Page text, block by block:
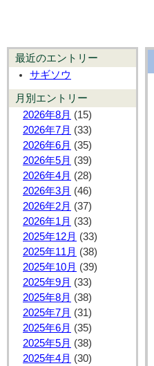
最近のエントリー
サギソウ
月別エントリー
2026年8月 (15)
2026年7月 (33)
2026年6月 (35)
2026年5月 (39)
2026年4月 (28)
2026年3月 (46)
2026年2月 (37)
2026年1月 (33)
2025年12月 (33)
2025年11月 (38)
2025年10月 (39)
2025年9月 (33)
2025年8月 (38)
2025年7月 (31)
2025年6月 (35)
2025年5月 (38)
2025年4月 (30)